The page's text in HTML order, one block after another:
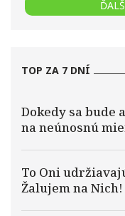
TOP ZA 7 DNÍ
Dokedy sa bude
na neúnosnú
To Oni
Žalujem na Nich!